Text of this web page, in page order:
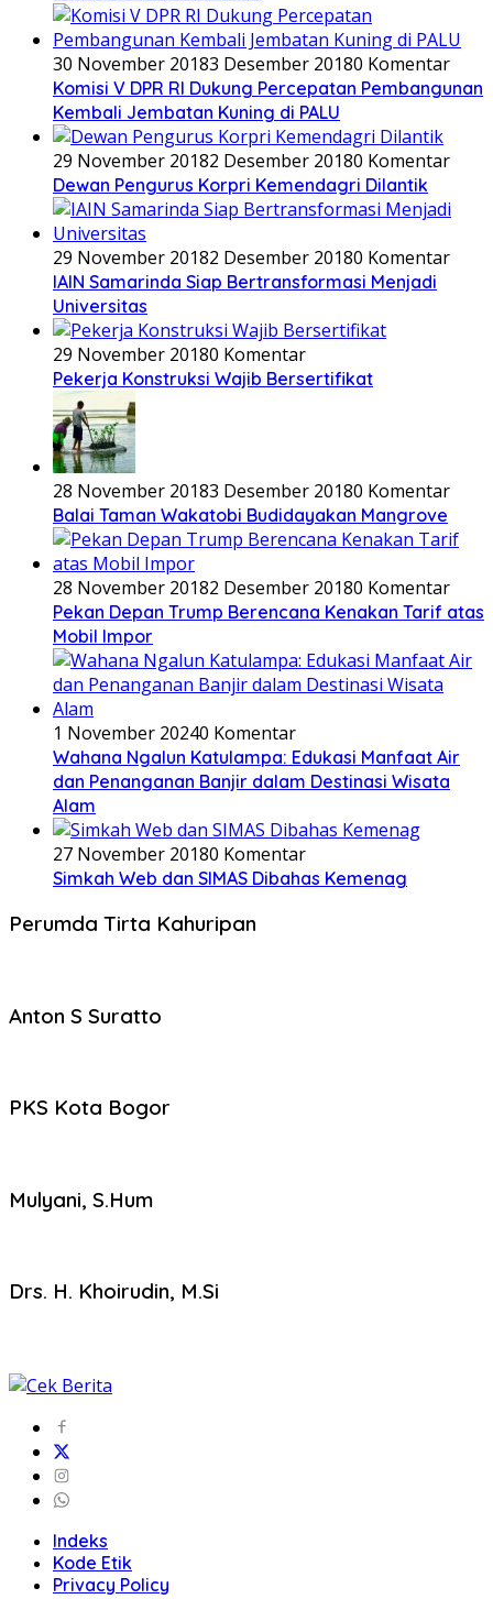
30 November 20183 Desember 20180 Komentar
Komisi V DPR RI Dukung Percepatan Pembangunan
Kembali Jembatan Kuning di PALU
29 November 20182 Desember 20180 Komentar
Dewan Pengurus Korpri Kemendagri Dilantik
29 November 20182 Desember 20180 Komentar
IAIN Samarinda Siap Bertransformasi Menjadi
Universitas
29 November 20180 Komentar
Pekerja Konstruksi Wajib Bersertifikat
28 November 20183 Desember 20180 Komentar
Balai Taman Wakatobi Budidayakan Mangrove
28 November 20182 Desember 20180 Komentar
Pekan Depan Trump Berencana Kenakan Tarif atas
Mobil Impor
1 November 20240 Komentar
Wahana Ngalun Katulampa: Edukasi Manfaat Air
dan Penanganan Banjir dalam Destinasi Wisata
Alam
27 November 20180 Komentar
Simkah Web dan SIMAS Dibahas Kemenag
Perumda Tirta Kahuripan
Anton S Suratto
PKS Kota Bogor
Mulyani, S.Hum
Drs. H. Khoirudin, M.Si
Indeks
Kode Etik
Privacy Policy